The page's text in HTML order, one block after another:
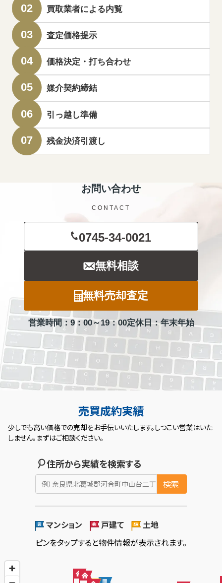
買取業者による内覧
査定価格提示
価格決定・打ち合わせ
媒介契約締結
引っ越し準備
残金決済引渡し
お問い合わせ
CONTACT
0745-34-0021
無料相談
無料売却査定
営業時間：9：00～19：00定休日：年末年始